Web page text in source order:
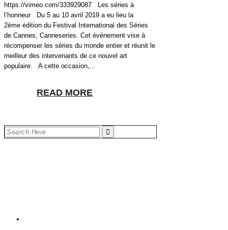
https://vimeo.com/333929087 Les séries à
l’honneur Du 5 au 10 avril 2019 a eu lieu la
2ème édition du Festival International des Séries
de Cannes, Canneseries. Cet événement vise à
récompenser les séries du monde entier et réunit le
meilleur des intervenants de ce nouvel art
populaire. A cette occasion,...
READ MORE